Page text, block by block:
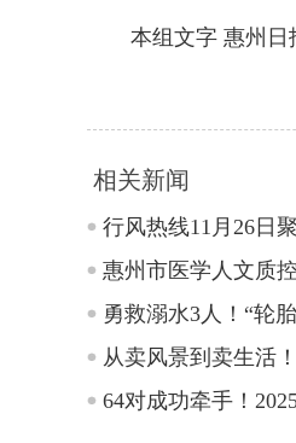
本组文字 惠州日
相关新闻
行风热线11月26日
惠州市医学人文质
勇救溺水3人！“轮
从卖风景到卖生活
64对成功牵手！